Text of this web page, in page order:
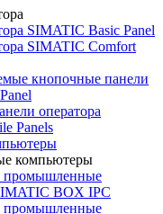
SIMATIC Basic Panel
SIMATIC Comfort
кнопочные панели
оператора
Panels
компьютеры
промышленные
BOX IPC
промышленные